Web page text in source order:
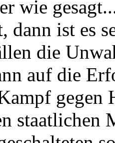
wie
dann ist es
die
auf die
gegen
staatlichen